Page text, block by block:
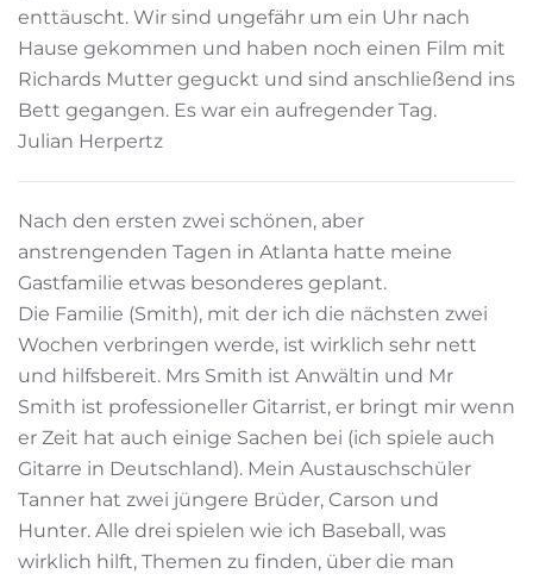
enttäuscht. Wir sind ungefähr um ein Uhr nach
Hause gekommen und haben noch einen Film mit
Richards Mutter geguckt und sind anschließend ins
Bett gegangen. Es war ein aufregender Tag.
Julian Herpertz
Nach den ersten zwei schönen, aber
anstrengenden Tagen in Atlanta hatte meine
Gastfamilie etwas besonderes geplant.
Die Familie (Smith), mit der ich die nächsten zwei
Wochen verbringen werde, ist wirklich sehr nett
und hilfsbereit. Mrs Smith ist Anwältin und Mr
Smith ist professioneller Gitarrist, er bringt mir wenn
er Zeit hat auch einige Sachen bei (ich spiele auch
Gitarre in Deutschland). Mein Austauschschüler
Tanner hat zwei jüngere Brüder, Carson und
Hunter. Alle drei spielen wie ich Baseball, was
wirklich hilft, Themen zu finden, über die man